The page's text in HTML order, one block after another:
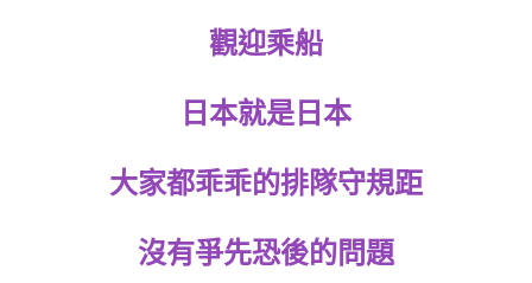
觀迎乘船
日本就是日本
大家都乖乖的排隊守規距
沒有爭先恐後的問題